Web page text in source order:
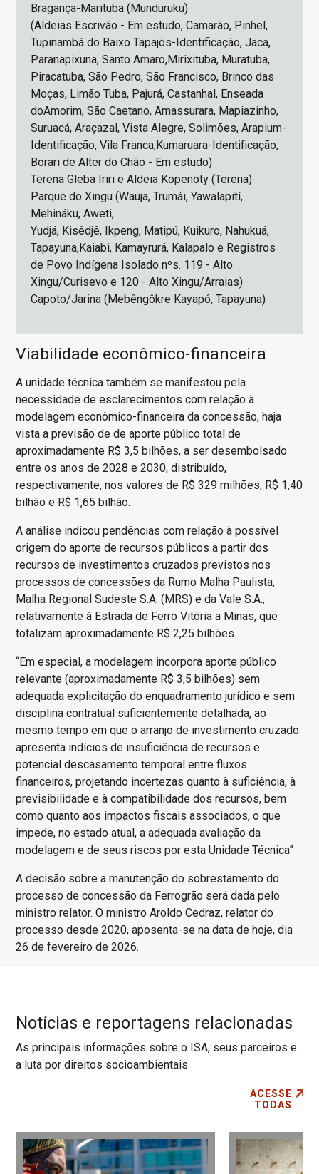
Bragança-Marituba (Munduruku)
(Aldeias Escrivão - Em estudo, Camarão, Pinhel,
Tupinambá do Baixo Tapajós-Identificação, Jaca,
Paranapixuna, Santo Amaro,Mirixituba, Muratuba,
Piracatuba, São Pedro, São Francisco, Brinco das
Moças, Limão Tuba, Pajurá, Castanhal, Enseada
doAmorim, São Caetano, Amassurara, Mapiazinho,
Suruacá, Araçazal, Vista Alegre, Solimões, Arapium-
Identificação, Vila Franca,Kumaruara-Identificação,
Borari de Alter do Chão - Em estudo)
Terena Gleba Iriri e Aldeia Kopenoty (Terena)
Parque do Xingu (Wauja, Trumái, Yawalapití,
Mehináku, Aweti,
Yudjá, Kisêdjê, Ikpeng, Matipú, Kuikuro, Nahukuá,
Tapayuna,Kaiabi, Kamayrurá, Kalapalo e Registros
de Povo Indígena Isolado nºs. 119 - Alto
Xingu/Curisevo e 120 - Alto Xingu/Arraias)
Capoto/Jarina (Mebêngôkre Kayapó, Tapayuna)
Viabilidade econômico-financeira
A unidade técnica também se manifestou pela
necessidade de esclarecimentos com relação à
modelagem econômico-financeira da concessão, haja
vista a previsão de de aporte público total de
aproximadamente R$ 3,5 bilhões, a ser desembolsado
entre os anos de 2028 e 2030, distribuído,
respectivamente, nos valores de R$ 329 milhões, R$ 1,40
bilhão e R$ 1,65 bilhão.
A análise indicou pendências com relação à possível
origem do aporte de recursos públicos a partir dos
recursos de investimentos cruzados previstos nos
processos de concessões da Rumo Malha Paulista,
Malha Regional Sudeste S.A. (MRS) e da Vale S.A.,
relativamente à Estrada de Ferro Vitória a Minas, que
totalizam aproximadamente R$ 2,25 bilhões.
“Em especial, a modelagem incorpora aporte público
relevante (aproximadamente R$ 3,5 bilhões) sem
adequada explicitação do enquadramento jurídico e sem
disciplina contratual suficientemente detalhada, ao
mesmo tempo em que o arranjo de investimento cruzado
apresenta indícios de insuficiência de recursos e
potencial descasamento temporal entre fluxos
financeiros, projetando incertezas quanto à suficiência, à
previsibilidade e à compatibilidade dos recursos, bem
como quanto aos impactos fiscais associados, o que
impede, no estado atual, a adequada avaliação da
modelagem e de seus riscos por esta Unidade Técnica”
A decisão sobre a manutenção do sobrestamento do
processo de concessão da Ferrogrão será dada pelo
ministro relator. O ministro Aroldo Cedraz, relator do
processo desde 2020, aposenta-se na data de hoje, dia
26 de fevereiro de 2026.
Notícias e reportagens relacionadas
As principais informações sobre o ISA, seus parceiros e
a luta por direitos socioambientais
ACESSE
TODAS